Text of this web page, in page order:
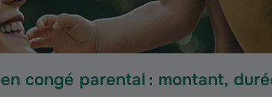
congé parental : montant,